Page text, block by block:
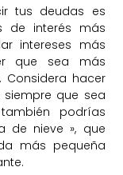
tus deudas es
de interés más
intereses más
que sea más
hacer
que sea
podrías
de nieve », que
más pequeña